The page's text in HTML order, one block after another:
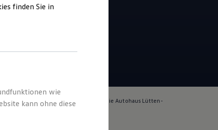
4.2| 40 Bewertungen
für die Inhalte auf dieser Seite ist die Autohaus Lütten-
finden Sie in
wie
kann ohne diese